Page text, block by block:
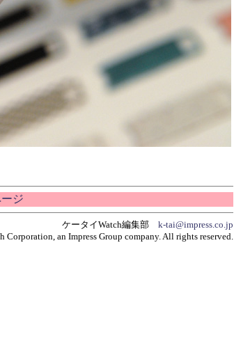
ジ
ケータイWatch編集部 k-tai@impress.co.jp
Corporation, an Impress Group company. All rights reserved.